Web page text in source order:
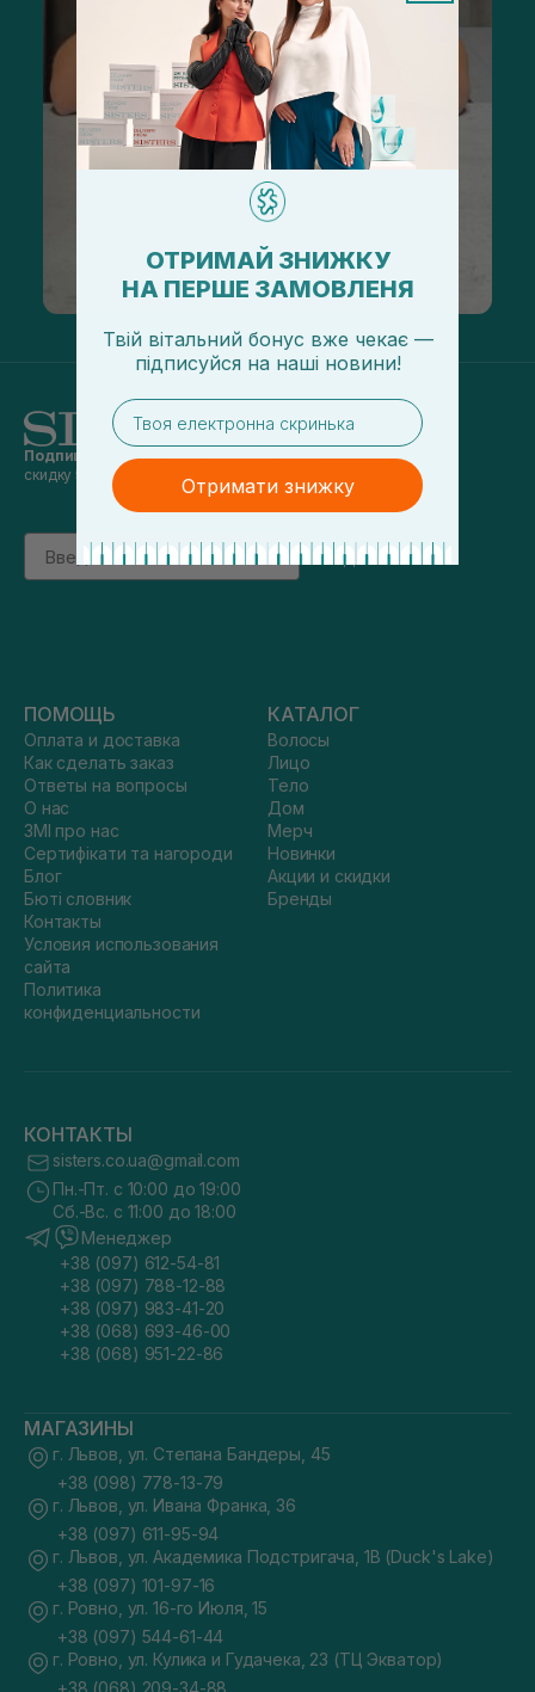
Подпишись на наши новостии получай
скидку 5% на первый заказ
Email
підписатись
ПОМОЩЬ
Оплата и доставка
Как сделать заказ
Ответы на вопросы
О нас
ЗМІ про нас
Сертифікати та нагороди
Блог
Бюті словник
Контакты
Условия использования
сайта
Политика
конфиденциальности
КАТАЛОГ
Волосы
Лицо
Тело
Дом
Мерч
Новинки
Акции и скидки
Бренды
КОНТАКТЫ
sisters.co.ua@gmail.com
Пн.-Пт. с 10:00 до 19:00
Сб.-Вс. с 11:00 до 18:00
Менеджер
+38 (097) 612-54-81
+38 (097) 788-12-88
+38 (097) 983-41-20
+38 (068) 693-46-00
+38 (068) 951-22-86
МАГАЗИНЫ
г. Львов, ул. Степана Бандеры, 45
+38 (098) 778-13-79
г. Львов, ул. Ивана Франка, 36
+38 (097) 611-95-94
г. Львов, ул. Академика Подстригача, 1В (Duck's Lake)
+38 (097) 101-97-16
г. Ровно, ул. 16-го Июля, 15
+38 (097) 544-61-44
г. Ровно, ул. Кулика и Гудачека, 23 (ТЦ Экватор)
+38 (068) 209-34-88
ОТРИМАЙ ЗНИЖКУ
НА ПЕРШЕ ЗАМОВЛЕНЯ
Твій вітальний бонус вже чекає —
підписуйся на наші новини!
email
Отримати знижку